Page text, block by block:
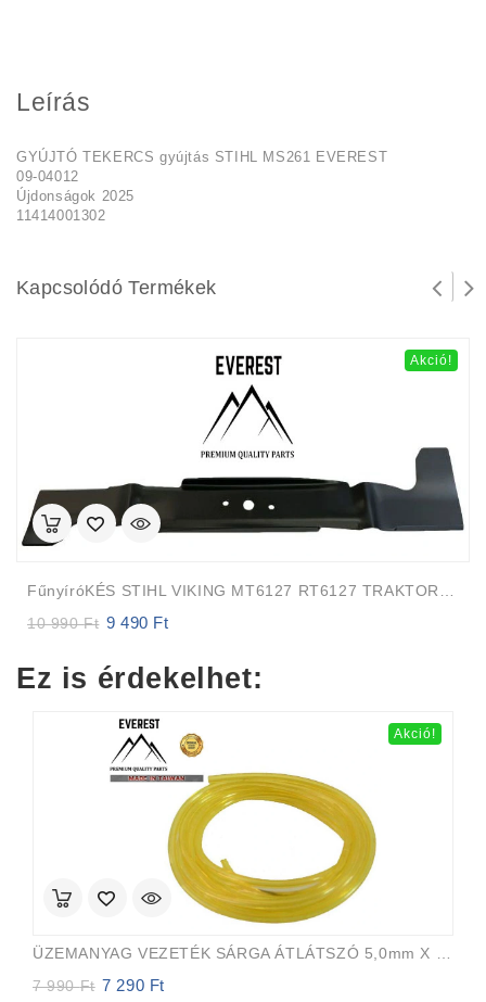
Leírás
GYÚJTÓ TEKERCS gyújtás STIHL MS261 EVEREST
09-04012
Újdonságok 2025
11414001302
Kapcsolódó Termékek
Akció!
10 990Ft Original
10
9 490 Ft
9
Ez is érdekelhet:
Akció!
7 990Ft Original
7 290 Ft